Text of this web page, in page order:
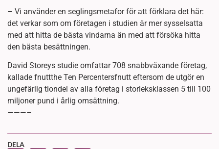
– Vi använder en seglingsmetafor för att förklara det här:
det verkar som om företagen i studien är mer sysselsatta
med att hitta de bästa vindarna än med att försöka hitta
den bästa besättningen.
David Storeys studie omfattar 708 snabbväxande företag,
kallade fnuttthe Ten Percentersfnutt eftersom de utgör en
ungefärlig tiondel av alla företag i storleksklassen 5 till 100
miljoner pund i årlig omsättning.
———–
DELA